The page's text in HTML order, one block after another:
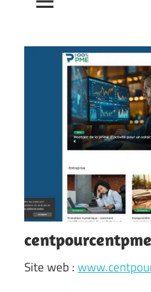
Site web :